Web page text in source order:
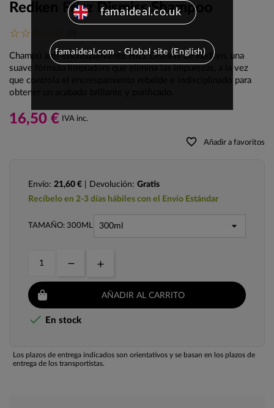
Redken Frizz Dismiss Shampoo
Champú anti-encrespamiento Frizz Dismiss de Redken, una
suave fórmula limpiadora que elimina las impurezas, a la vez
que controla el encrespamiento rebelde e indisciplinado para
obtener un acabado brillante y purificado.
16,50 € IVA inc.
favorite_border Añadir a favoritos
Envío: 21,60 € | Devolución: Gratis
Recíbelo en 2-3 días hábiles con el Envío Estándar
TAMAÑO: 300ML
AÑADIR AL CARRITO
 En stock
Los plazos de entrega indicados son orientativos y se basan en los plazos de
entrega de los transportistas.
famaideal.co.uk
famaideal.com - Global site (English)